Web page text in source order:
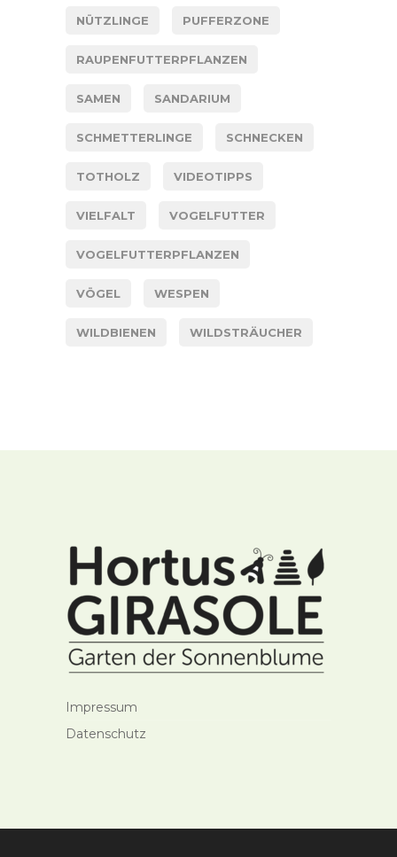
NÜTZLINGE PUFFERZONE
RAUPENFUTTERPFLANZEN
SAMEN SANDARIUM
SCHMETTERLINGE SCHNECKEN
TOTHOLZ VIDEOTIPPS
VIELFALT VOGELFUTTER
VOGELFUTTERPFLANZEN
VÖGEL WESPEN
WILDBIENEN WILDSTRÄUCHER
Impressum
Datenschutz